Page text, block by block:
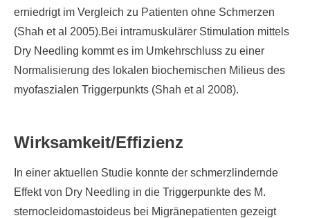
erniedrigt im Vergleich zu Patienten ohne Schmerzen
(Shah et al 2005).Bei intramuskulärer Stimulation mittels
Dry Needling kommt es im Umkehrschluss zu einer
Normalisierung des lokalen biochemischen Milieus des
myofaszialen Triggerpunkts (Shah et al 2008).
Wirksamkeit/Effizienz
In einer aktuellen Studie konnte der schmerzlindernde
Effekt von Dry Needling in die Triggerpunkte des M.
sternocleidomastoideus bei Migränepatienten gezeigt